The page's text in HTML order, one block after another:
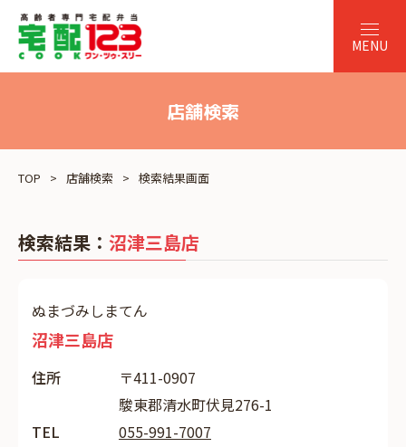
店舗検索
TOP 店舗検索 検索結果画面
検索結果： 沼津三島店
ぬまづみしまてん
沼津三島店
住所
〒411-0907
駿東郡清水町伏見276-1
TEL
055-991-7007